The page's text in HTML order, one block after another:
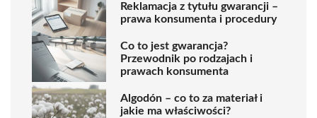
Reklamacja z tytułu gwarancji –
prawa konsumenta i procedury
Co to jest gwarancja?
Przewodnik po rodzajach i
prawach konsumenta
Algodón – co to za materiał i
jakie ma właściwości?